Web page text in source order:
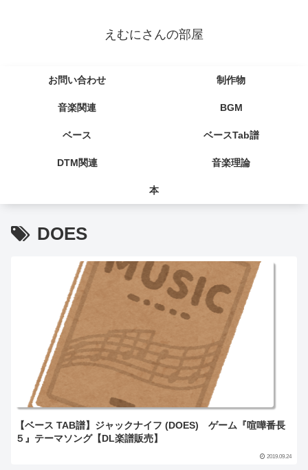
えむにさんの部屋
お問い合わせ 制作物
音楽関連 BGM
ベース ベースTab譜
DTM関連 音楽理論
本
DOES
【ベース TAB譜】ジャックナイフ (DOES) ゲーム『喧嘩番長
５』テーマソング【DL楽譜販売】
2019.09.24